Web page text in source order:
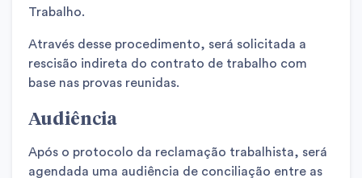
Trabalho.
Através desse procedimento, será solicitada a
rescisão indireta do contrato de trabalho com
base nas provas reunidas.
Audiência
Após o protocolo da reclamação trabalhista, será
agendada uma audiência de conciliação entre as